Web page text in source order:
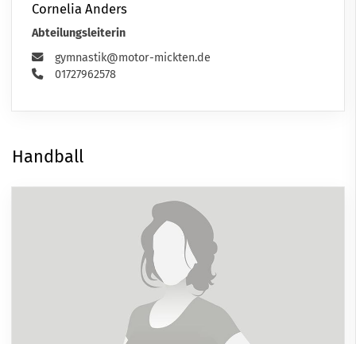
Cornelia Anders
Abteilungsleiterin
gymnastik@motor-mickten.de
01727962578
Handball